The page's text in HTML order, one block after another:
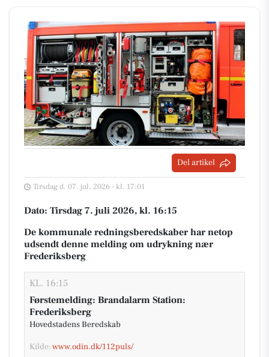
Del artikel
Tirsdag d. 07. jul. 2026 - kl. 17:01
Dato: Tirsdag 7. juli 2026, kl. 16:15
De kommunale redningsberedskaber har netop
udsendt denne melding om udrykning nær
Frederiksberg
KL. 16:15
Førstemelding: Brandalarm Station:
Frederiksberg
Hovedstadens Beredskab
Kilde:www.odin.dk/112puls/